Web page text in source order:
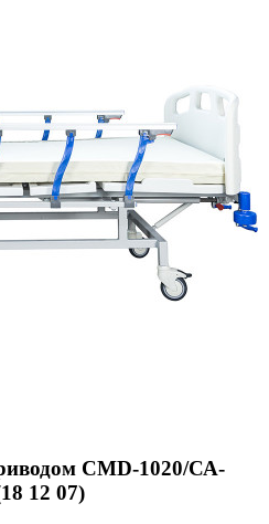
СMD-1020/СА-
12 07)